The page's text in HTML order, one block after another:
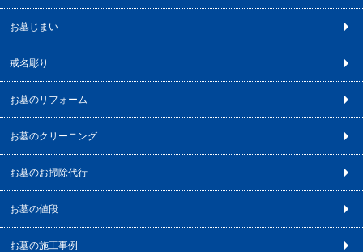
お墓じまい
戒名彫り
お墓のリフォーム
お墓のクリーニング
お墓のお掃除代行
お墓の値段
お墓の施工事例